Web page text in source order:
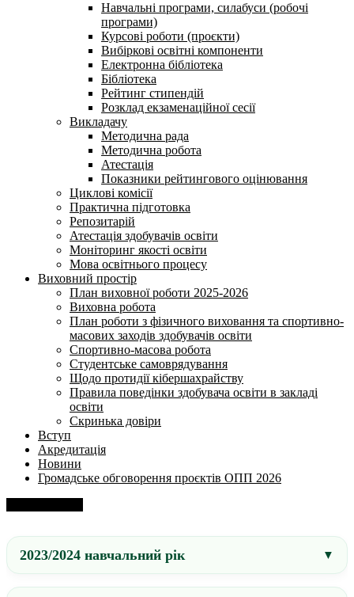
Навчальні програми, силабуси (робочі
програми)
Курсові роботи (проєкти)
Вибіркові освітні компоненти
Електронна бібліотека
Бібліотека
Рейтинг стипендій
Розклад екзаменаційної сесії
Викладачу
Методична рада
Методична робота
Атестація
Показники рейтингового оцінювання
Циклові комісії
Практична підготовка
Репозитарій
Атестація здобувачів освіти
Моніторинг якості освіти
Мова освітнього процесу
Виховний простір
План виховної роботи 2025-2026
Виховна робота
План роботи з фізичного виховання та спортивно-
масових заходів здобувачів освіти
Спортивно-масова робота
Студентське самоврядування
Щодо протидії кібершахрайству
Правила поведінки здобувача освіти в закладі
освіти
Скринька довіри
Вступ
Акредитація
Новини
Громадське обговорення проєктів ОПП 2026
2023/2024 навчальний рік